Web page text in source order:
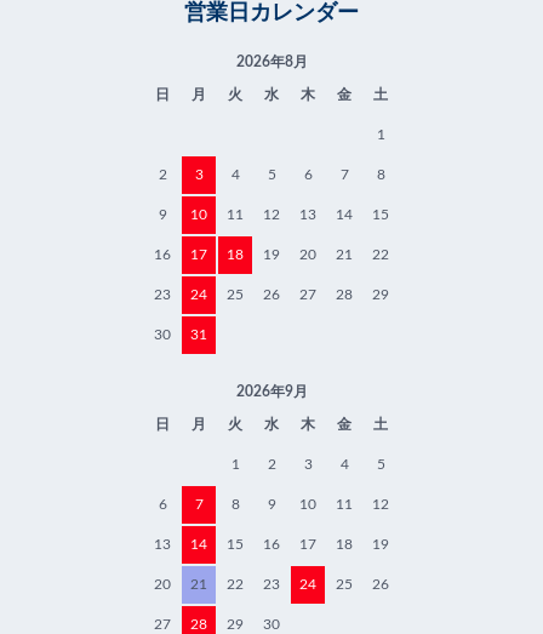
営業日カレンダー
2026年8月
日 月 火 水 木 金 土
1
2 3 4 5 6 7 8
9 10 11 12 13 14 15
16 17 18 19 20 21 22
23 24 25 26 27 28 29
30 31
2026年9月
日 月 火 水 木 金 土
1 2 3 4 5
6 7 8 9 10 11 12
13 14 15 16 17 18 19
20 21 22 23 24 25 26
27 28 29 30